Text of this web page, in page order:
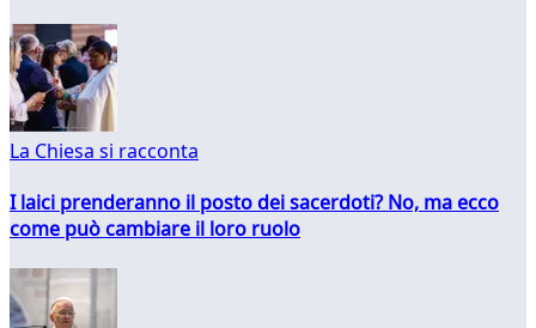
La Chiesa si racconta
I laici prenderanno il posto dei sacerdoti? No, ma ecco
come può cambiare il loro ruolo